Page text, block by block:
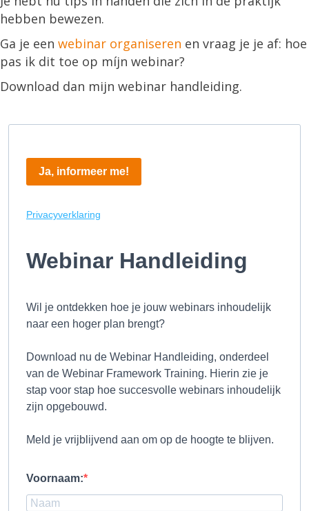
hebben bewezen.
Ga je een webinar organiseren en vraag je je af: hoe
pas ik dit toe op míjn webinar?
Download dan mijn webinar handleiding.
Ja, informeer me!
Privacyverklaring
Webinar Handleiding
Wil je ontdekken hoe je jouw webinars inhoudelijk
naar een hoger plan brengt?
Download nu de Webinar Handleiding, onderdeel
van de Webinar Framework Training. Hierin zie je
stap voor stap hoe succesvolle webinars inhoudelijk
zijn opgebouwd.
Meld je vrijblijvend aan om op de hoogte te blijven.
Voornaam: